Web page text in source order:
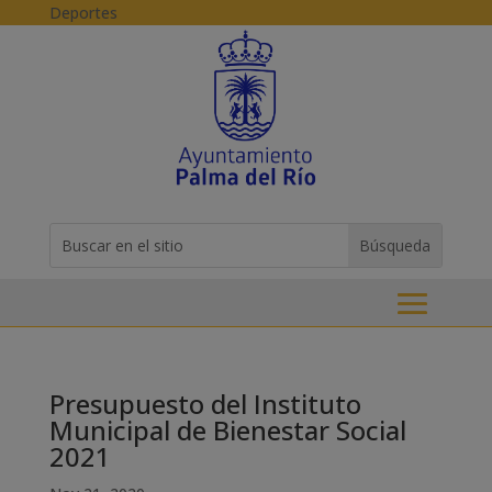
Skip to content
Deportes
for...
Presupuesto del Instituto
Municipal de Bienestar Social
2021